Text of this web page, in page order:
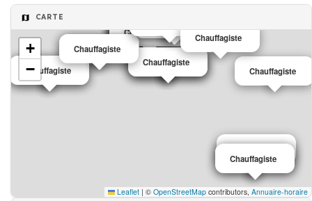
CARTE
Chauffagiste
Chauffagiste
Chauffagiste
Chauffagiste
Chauffagiste
Chauffagiste
Chauffagiste
Chauffagiste
Chauffagiste
Chauffagiste
Chauffagiste
Chauffagiste
Chauffagiste Chauffagiste
Chauffagiste
Chauffagiste
+
−
Leaflet | © OpenStreetMap contributors, Annuaire-horaire